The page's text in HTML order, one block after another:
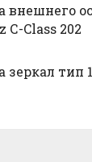
внешнего
С-Class 202
зеркал тип